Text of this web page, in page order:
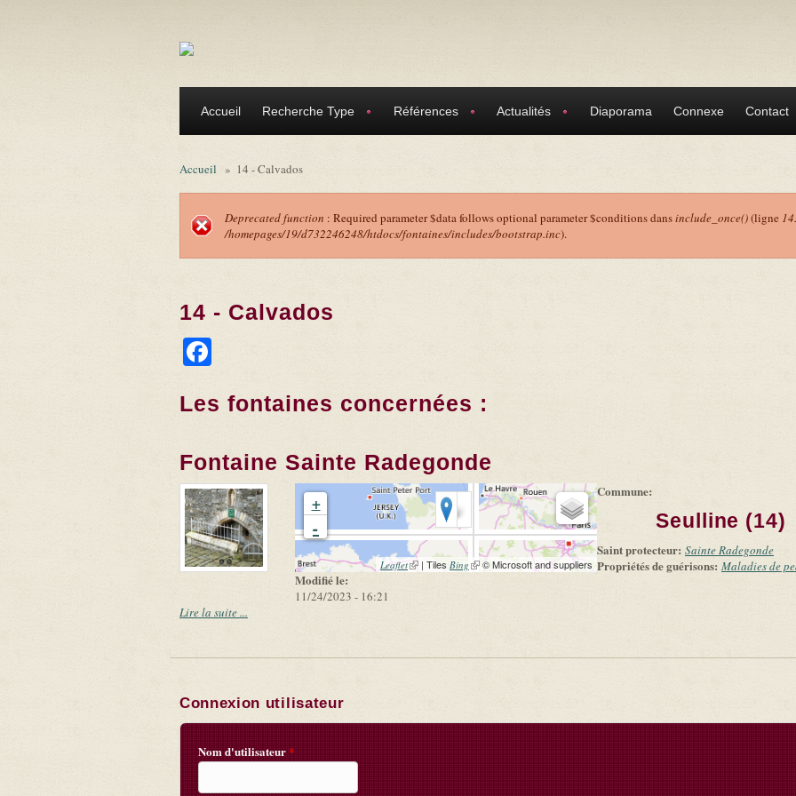
Accueil Recherche Type Références Actualités Diaporama Connexe Contact
Accueil » 14 - Calvados
Message d'erreur
Deprecated function : Required parameter $data follows optional parameter $conditions dansinclude_once()(ligne
/homepages/19/d732246248/htdocs/fontaines/includes/bootstrap.inc).
14 - Calvados
Les fontaines concernées :
Fontaine Sainte Radegonde
+
-
Leaflet(link is external)
| Tiles Bing (link is external)
© Microsoft and suppliers
Modifié le:
11/24/2023 - 16:21
Commune:
Seulline (14)
Saint protecteur: Sainte Radegonde
Propriétés de guérisons: Maladies de
Lire la suite ...
Connexion utilisateur
Nom d'utilisateur*